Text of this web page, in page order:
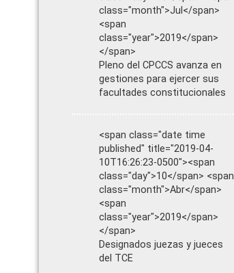
class="month">Jul</span>
<span
class="year">2019</span>
</span>
Pleno del CPCCS avanza en
gestiones para ejercer sus
facultades constitucionales
<span class="date time
published" title="2019-04-
10T16:26:23-0500"><span
class="day">10</span> <span
class="month">Abr</span>
<span
class="year">2019</span>
</span>
Designados juezas y jueces
del TCE